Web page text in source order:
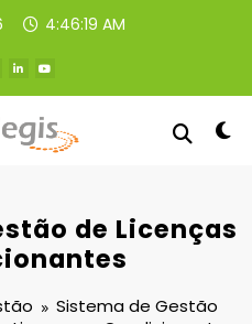
4:46:20 AM
de Licenças
Sistema de Gestão